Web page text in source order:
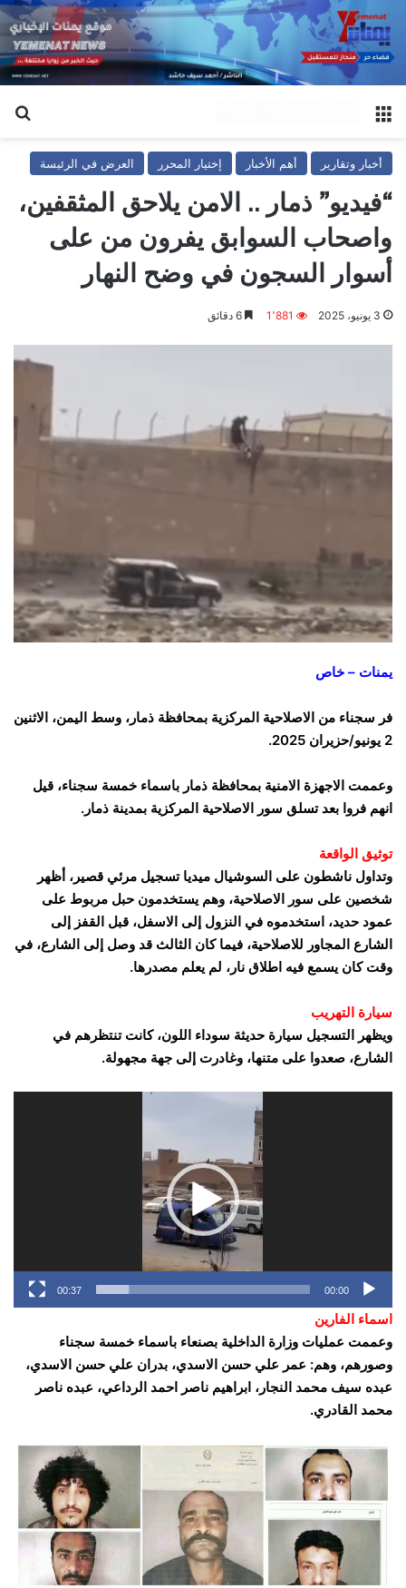
أخبار وتقارير أهم الأخبار إختيار المحرر العرض في الرئيسة
“فيديو” ذمار .. الامن يلاحق المثقفين،
واصحاب السوابق يفرون من على
أسوار السجون في وضح النهار
3 يونيو، 2025 1٬881
يمنات – خاص
فر سجناء من الاصلاحية المركزية بمحافظة ذمار، وسط اليمن، الاثنين
2 يونيو/حزيران 2025.
وعممت الاجهزة الامنية بمحافظة ذمار باسماء خمسة سجناء، قيل
انهم فروا بعد تسلق سور الاصلاحية المركزية بمدينة ذمار.
توثيق الواقعة
وتداول ناشطون على السوشيال ميديا تسجيل مرئي قصير، أظهر
شخصين على سور الاصلاحية، وهم يستخدمون حبل مربوط على
عمود حديد، استخدموه في النزول إلى الاسفل، قبل القفز إلى
الشارع المجاور للاصلاحية، فيما كان الثالث قد وصل إلى الشارع، في
وقت كان يسمع فيه اطلاق نار، لم يعلم مصدرها.
سيارة التهريب
ويظهر التسجيل سيارة حديثة سوداء اللون، كانت تنتظرهم في
الشارع، صعدوا على متنها، وغادرت إلى جهة مجهولة.
00:00
00:37
اسماء الفارين
وعممت عمليات وزارة الداخلية بصنعاء باسماء خمسة سجناء
وصورهم، وهم: عمر علي حسن الاسدي، بدران علي حسن الاسدي،
عبده سيف محمد النجار، ابراهيم ناصر احمد الرداعي، عبده ناصر
محمد القادري.